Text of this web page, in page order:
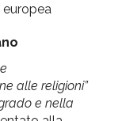
europea
alle religioni”
e nella